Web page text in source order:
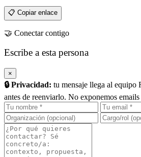
📋 Copiar enlace
🤝 Conectar contigo
Escribe a esta persona
×
🔒 Privacidad: tu mensaje llega al equipo
antes de reenviarlo. No exponemos